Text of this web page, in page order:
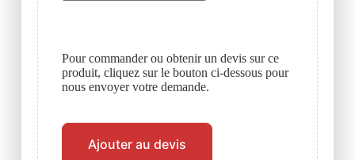
Pour commander ou obtenir un devis sur ce
produit, cliquez sur le bouton ci-dessous pour
nous envoyer votre demande.
Ajouter au devis